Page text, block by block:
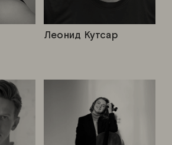
Леонид Кутсар